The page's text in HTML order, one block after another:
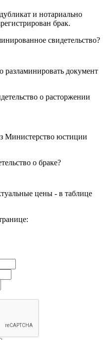
и нотариально
брак.
свидетельство?
разламинировать документ
о расторжении
Министерство юстиции
о браке?
цены - в таблице